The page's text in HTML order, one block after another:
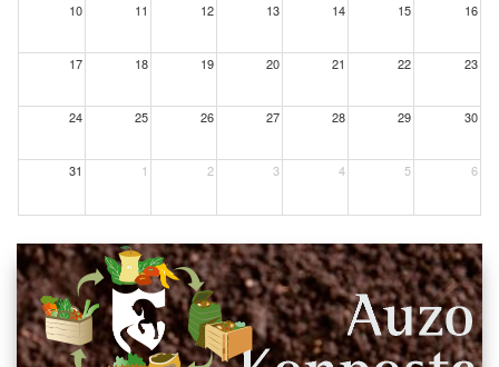
10 11 12 13 14 15 16
17 18 19 20 21 22 23
24 25 26 27 28 29 30
31 1 2 3 4 5 6